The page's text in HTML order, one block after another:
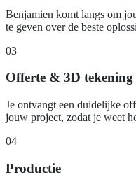
Benjamien komt langs om
te geven over de beste
03
Offerte & 3D tekening
Je ontvangt een duidelijke
jouw project, zodat je weet
04
Productie